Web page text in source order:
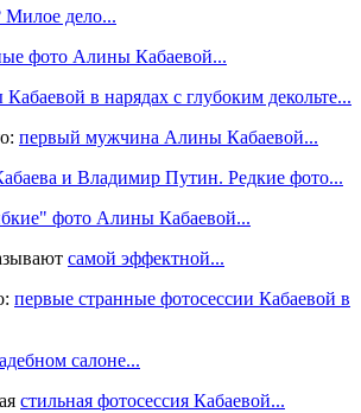
Милое дело...
фото Алины Кабаевой...
в нарядах с глубоким декольте...
первый мужчина Алины Кабаевой...
и Владимир Путин. Редкие фото...
фото Алины Кабаевой...
самой эффектной...
первые странные фотосессии Кабаевой в
салоне...
стильная фотосессия Кабаевой...